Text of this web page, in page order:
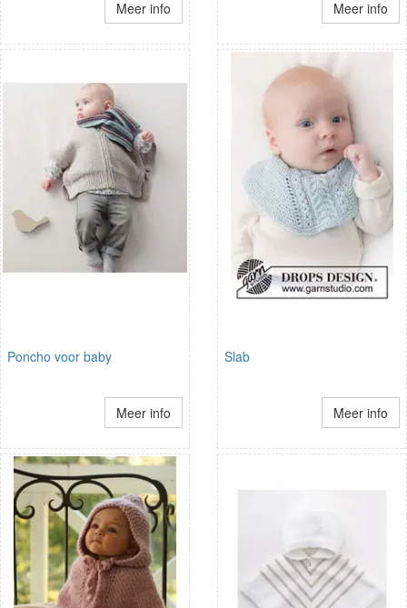
Meer info Meer info
Poncho voor baby
Meer info
Slab
Meer info